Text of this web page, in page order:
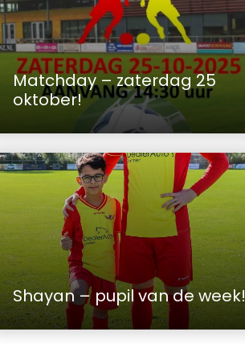
Matchday – zaterdag 25
oktober!
Shayan – pupil van de week!